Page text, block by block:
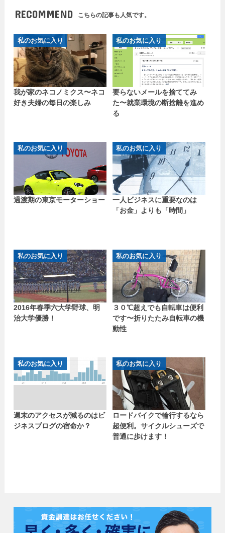
RECOMMEND こちらの記事も人気です。
私のお気に入り
我が家のネコノミクス〜ネコ
好き夫婦の毎日の楽しみ
私のお気に入り
要らないメールを捨ててみ
た〜就業環境の断捨離を進め
る
私のお気に入り
過渡期の東京モーターショー
私のお気に入り
一人ビジネスに重要なのは
「お金」よりも「時間」
私のお気に入り
2016年春季六大学野球、明
治大学優勝！
私のお気に入り
３０℃超えでも自転車は便利
です〜折りたたみ自転車の機
動性
私のお気に入り
週末のアクセスが減るのはビ
ジネスブログの宿命か？
私のお気に入り
ロードバイクで輪行するなら
超便利。サイクルシューズで
普通に歩けます！